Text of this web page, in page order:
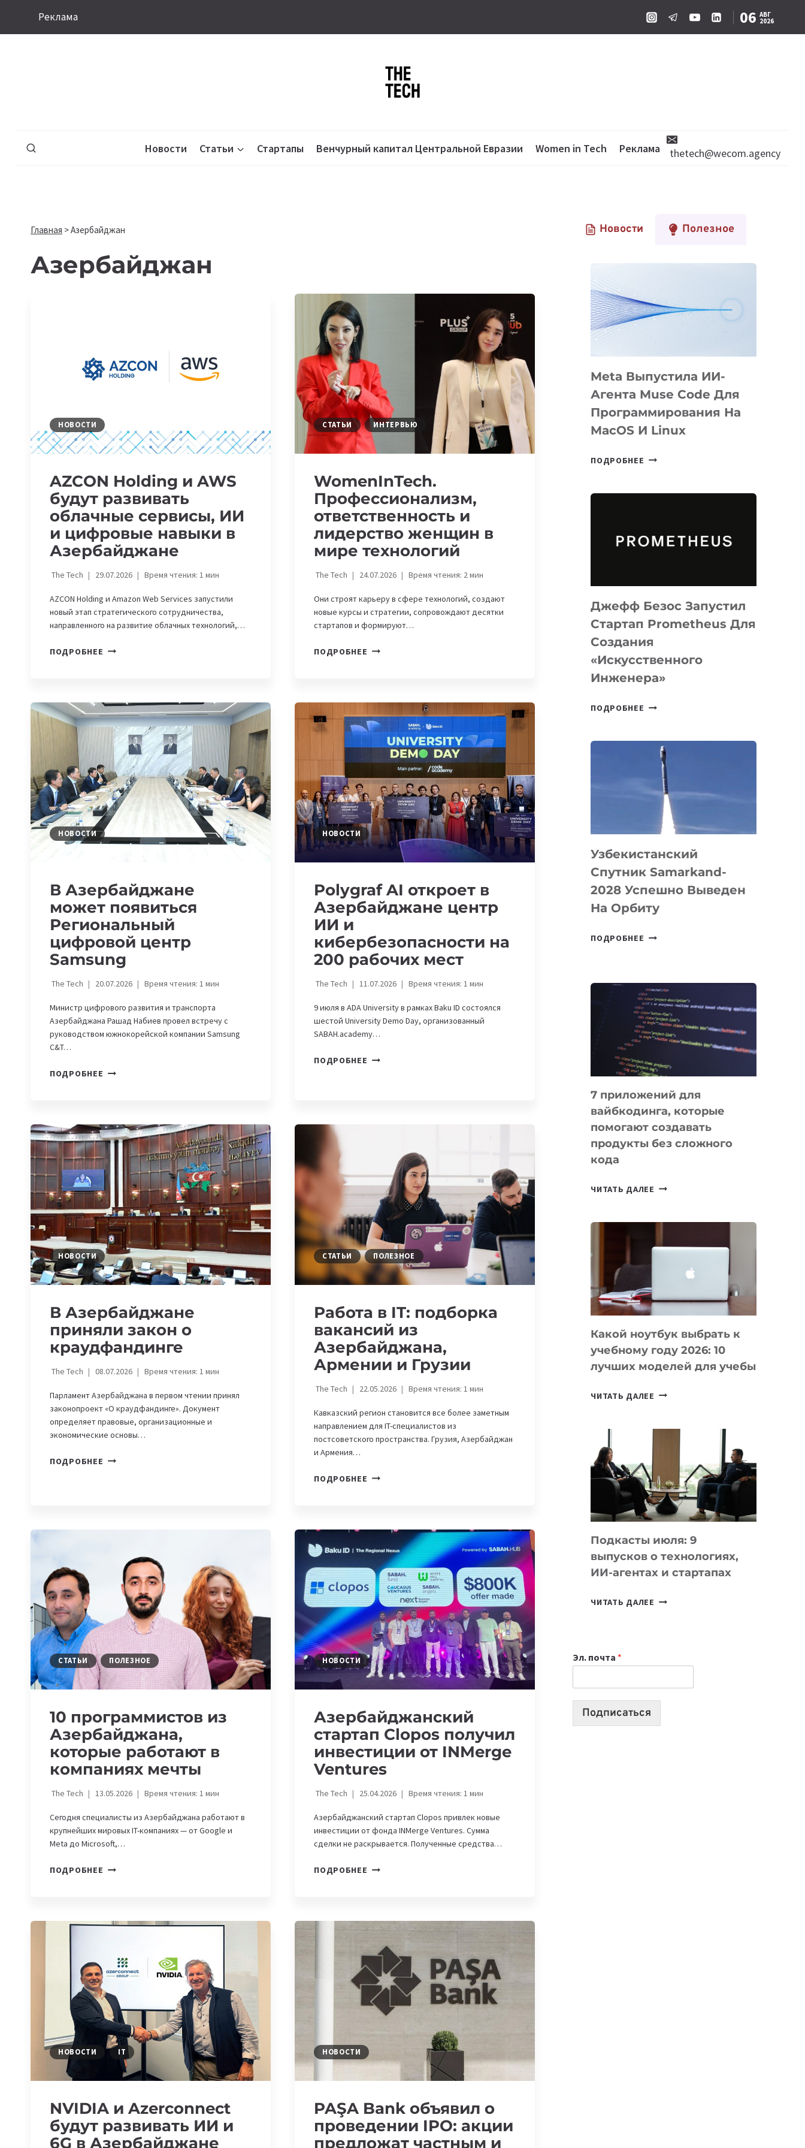
Реклама 06 АВГ
2026
Новости Статьи Стартапы Венчурный капитал Центральной Евразии Women in Tech Реклама thetech@wecom.agency
Главная >Азербайджан
Азербайджан
НОВОСТИ
AZCON Holding и AWS
будут развивать
облачные сервисы, ИИ
и цифровые навыки в
Азербайджане
The Tech 29.07.2026 Время чтения: 1мин
AZCON Holding и Amazon Web Services запустили
новый этап стратегического сотрудничества,
направленного на развитие облачных технологий,…
ПОДРОБНЕЕ AZCON
БУДУТ
РАЗВИВАТЬ
ОБЛАЧНЫЕ
СЕРВИСЫ,
ИИ
И
ЦИФРОВЫЕ
НАВЫКИ
В
АЗЕРБАЙДЖАНЕ
СТАТЬИ ИНТЕРВЬЮ
WomenInTech.
Профессионализм,
ответственность и
лидерство женщин в
мире технологий
The Tech 24.07.2026 Время чтения: 2мин
Они строят карьеру в сфере технологий, создают
новые курсы и стратегии, сопровождают десятки
стартапов и формируют…
ПОДРОБНЕЕ WOMENINTECH.
ЛИДЕРСТВО
ЖЕНЩИН
В
МИРЕ
ТЕХНОЛОГИЙ
НОВОСТИ
В Азербайджане
может появиться
Региональный
цифровой центр
Samsung
The Tech 20.07.2026 Время чтения: 1мин
Министр цифрового развития и транспорта
Азербайджана Рашад Набиев провел встречу с
руководством южнокорейской компании Samsung
C&T…
ПОДРОБНЕЕ В
РЕГИОНАЛЬНЫЙ
ЦИФРОВОЙ
ЦЕНТР
SAMSUNG
НОВОСТИ
Polygraf AI откроет в
Азербайджане центр
ИИ и
кибербезопасности на
200 рабочих мест
The Tech 11.07.2026 Время чтения: 1мин
9 июля в ADA University в рамках Baku ID состоялся
шестой University Demo Day, организованный
SABAH.academy…
ПОДРОБНЕЕ POLYGRAF
КИБЕРБЕЗОПАСНОСТИ
200
РАБОЧИХ
МЕСТ
НОВОСТИ
В Азербайджане
приняли закон о
краудфандинге
The Tech 08.07.2026 Время чтения: 1мин
Парламент Азербайджана в первом чтении принял
законопроект «О краудфандинге». Документ
определяет правовые, организационные и
экономические основы…
ПОДРОБНЕЕ В
СТАТЬИ ПОЛЕЗНОЕ
Работа в IT: подборка
вакансий из
Азербайджана,
Армении и Грузии
The Tech 22.05.2026 Время чтения: 1мин
Кавказский регион становится все более заметным
направлением для IT-специалистов из
постсоветского пространства. Грузия, Азербайджан
и Армения…
ПОДРОБНЕЕ РАБОТА
ВАКАНСИЙ
АЗЕРБАЙДЖАНА,
АРМЕНИИ
И
ГРУЗИИ
СТАТЬИ ПОЛЕЗНОЕ
10 программистов из
Азербайджана,
которые работают в
компаниях мечты
The Tech 13.05.2026 Время чтения: 1мин
Сегодня специалисты из Азербайджана работают в
крупнейших мировых IT-компаниях — от Google и
Meta до Microsoft,…
ПОДРОБНЕЕ 10
КОТОРЫЕ
КОМПАНИЯХ
МЕЧТЫ
НОВОСТИ
Азербайджанский
стартап Clopos получил
инвестиции от INMerge
Ventures
The Tech 25.04.2026 Время чтения: 1мин
Азербайджанский стартап Clopos привлек новые
инвестиции от фонда INMerge Ventures. Сумма
сделки не раскрывается. Полученные средства…
ПОДРОБНЕЕ АЗЕРБАЙДЖАНСКИЙ
ИНВЕСТИЦИИ
INMERGE
VENTURES
НОВОСТИ IT
NVIDIA и Azerconnect
будут развивать ИИ и
6G в Азербайджане
НОВОСТИ
PAŞA Bank объявил о
проведении IPO: акции
предложат частным и
Новости Полезное
Meta Выпустила ИИ-
Агента Muse Code Для
Программирования На
MacOS И Linux
ПОДРОБНЕЕ META
ДЛЯ
И
LINUX
Джефф Безос Запустил
Стартап Prometheus Для
Создания
«искусственного
Инженера»
ПОДРОБНЕЕ ДЖЕФФ
СТАРТАП
PROMETHEUS
ДЛЯ
СОЗДАНИЯ
«ИСКУССТВЕННОГО
ИНЖЕНЕРА»
Узбекистанский
Спутник Samarkand-
2028 Успешно Выведен
На Орбиту
ПОДРОБНЕЕ УЗБЕКИСТАНСКИЙ
УСПЕШНО
ВЫВЕДЕН
НА
ОРБИТУ
7 приложений для
вайбкодинга, которые
помогают создавать
продукты без сложного
кода
ЧИТАТЬ ДАЛЕЕ 7
КОТОРЫЕ
СОЗДАВАТЬ
БЕЗ
КОДА
Какой ноутбук выбрать к
учебному году 2026: 10
лучших моделей для учебы
ЧИТАТЬ ДАЛЕЕ КАКОЙ
2026:
10
ЛУЧШИХ
ДЛЯ
УЧЕБЫ
Подкасты июля: 9
выпусков о технологиях,
ИИ-агентах и стартапах
ЧИТАТЬ ДАЛЕЕ ПОДКАСТЫ
ИИ-
АГЕНТАХ
Эл. почта *
Подписаться